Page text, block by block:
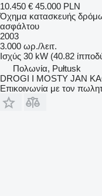
10.450 € 45.000 PLN
Όχημα κατασκευής
ασφάλτου
2003
3.000 ωρ./λειτ.
Ισχύς 30 kW (40.82
Πολωνία, Pułtusk
DROGI I MOSTY JAN
Επικοινωνία με τον